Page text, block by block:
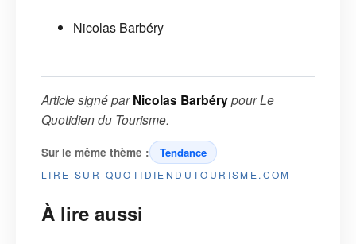
Nicolas Barbéry
Article signé parNicolas BarbérypourLe
Quotidien du Tourisme.
Sur le même thème : Tendance
LIRE SUR QUOTIDIENDUTOURISME.COM
À lire aussi